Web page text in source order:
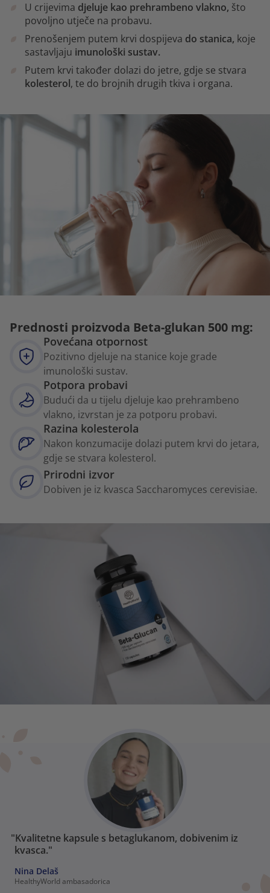
U crijevima djeluje kao prehrambeno vlakno, što
povoljno utječe na probavu.
Prenošenjem putem krvi dospijeva do stanica, koje
sastavljaju imunološki sustav.
Putem krvi također dolazi do jetre, gdje se stvara
kolesterol, te do brojnih drugih tkiva i organa.
Prednosti proizvoda Beta-glukan 500 mg:
Povećana otpornost
Pozitivno djeluje na stanice koje grade
imunološki sustav.
Potpora probavi
Budući da u tijelu djeluje kao prehrambeno
vlakno, izvrstan je za potporu probavi.
Razina kolesterola
Nakon konzumacije dolazi putem krvi do jetara,
gdje se stvara kolesterol.
Prirodni izvor
Dobiven je iz kvasca Saccharomyces cerevisiae.
"Kvalitetne kapsule s betaglukanom, dobivenim iz
kvasca."
Nina Delaš
HealthyWorld ambasadorica